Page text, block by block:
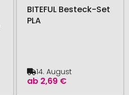
BITEFUL Besteck-Set
PLA
ab 2,69 €
14. August